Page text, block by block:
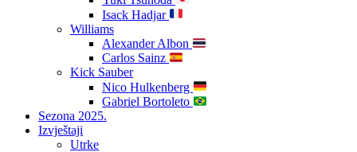
Isack Hadjar
Williams
Alexander Albon
Carlos Sainz
Kick Sauber
Nico Hulkenberg
Gabriel Bortoleto
Sezona 2025.
Izvještaji
Utrke